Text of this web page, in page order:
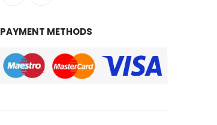
PAYMENT METHODS